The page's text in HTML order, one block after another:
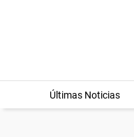
Últimas Noticias